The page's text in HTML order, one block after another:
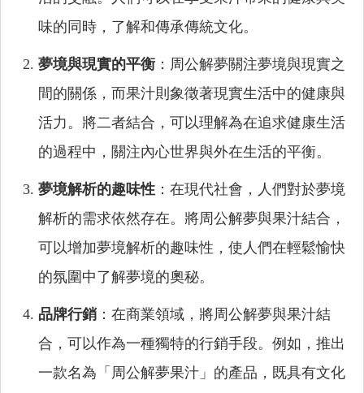
味的同時，了解和傳承傳統文化。
夢境與現實的平衡 ：周公解夢關注夢境與現實之
間的關係，而果汁則象徵著現實生活中的健康與
活力。將二者結合，可以理解為在追求健康生活
的過程中，關注內心世界與外在生活的平衡。
夢境解析的趣味性 ：在現代社會，人們對於夢境
解析的需求依然存在。將周公解夢與果汁結合，
可以增加夢境解析的趣味性，使人們在輕鬆愉快
的氛圍中了解夢境的奧秘。
品牌行銷 ：在商業領域，將周公解夢與果汁結
合，可以作為一種獨特的行銷手段。例如，推出
一款名為「周公解夢果汁」的產品，既具有文化